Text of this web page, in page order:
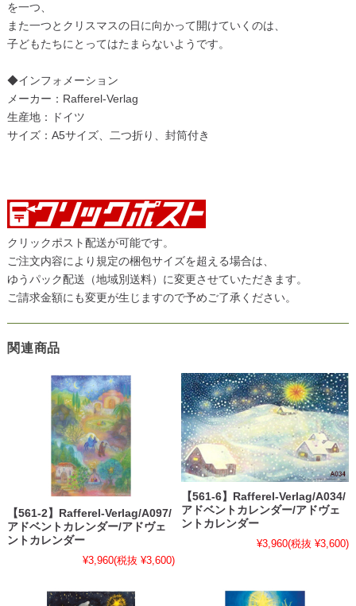
を一つ、
また一つとクリスマスの日に向かって開けていくのは、
子どもたちにとってはたまらないようです。
◆インフォメーション
メーカー：Rafferel-Verlag
生産地：ドイツ
サイズ：A5サイズ、二つ折り、封筒付き
クリックポスト配送が可能です。
ご注文内容により規定の梱包サイズを超える場合は、
ゆうパック配送（地域別送料）に変更させていただきます。
ご請求金額にも変更が生じますので予めご了承ください。
関連商品
【561-2】Rafferel-Verlag/A097/
アドベントカレンダー/アドヴェ
ントカレンダー
¥3,960(税抜 ¥3,600)
【561-6】Rafferel-Verlag/A034/
アドベントカレンダー/アドヴェ
ントカレンダー
¥3,960(税抜 ¥3,600)